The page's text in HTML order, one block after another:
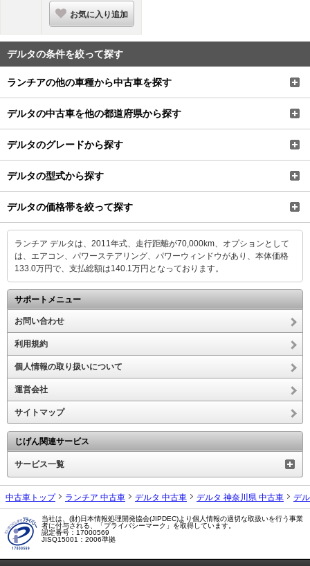
お気に入り追加
デルタの条件を絞って探す
ランチアの他の車種から中古車を探す
デルタの中古車を他の都道府県から探す
デルタのグレードから探す
デルタの型式から探す
デルタの価格帯を絞って探す
ランチア デルタは、2011年式、走行距離が70,000km、オプションとして
は、エアコン、パワーステアリング、パワーウィンドウがあり、本体価格
133.0万円で、支払総額は140.1万円となっております。
サポートメニュー
お問い合わせ
利用規約
個人情報の取り扱いについて
運営会社
サイトマップ
じげん関連サービス
サービス一覧
中古車トップ ランチア 中古車 デルタ 中古車 デルタ 神奈川県 中古車 デ
当社は、(財)日本情報処理開発協会(JIPDEC)より個人情報の適切な取扱いを行う事業
者に付与される、「プライバシーマーク」を取得しています。
認定番号：17000569
JISQ15001：2006準拠